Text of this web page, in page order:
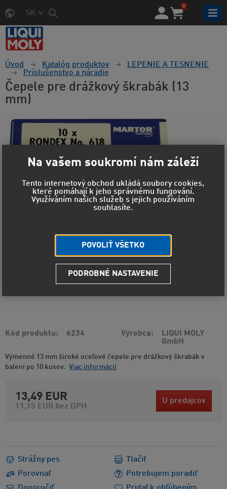
SK
0
Úvod Katalóg produktov
LEPENIE A TESNENIE
Príslušenstvo a náradie
Čepele pre drážkový škrabák (13
mm)
Kód produktu 6234 Výrobca
LIQUI MOLY
GmbH
Výmenné 13 mm široké oceľové čepele pre drážkový škrabák v
balení po 10 kusov. Viac informácií
13,49 EUR
11,15 EUR bez DPH
U predajcov
Strážny pes
Porovnať
Potrebujem poradiť
Tlačiť
Na vašem soukromí nám záleží
Tento internetový obchod ukládá soubory cookies,
které pomáhají k jeho správnému fungování.
Využíváním našich služeb s jejich používáním
souhlasíte.
POVOLIŤ VŠETKO
PODROBNÉ NASTAVENIE